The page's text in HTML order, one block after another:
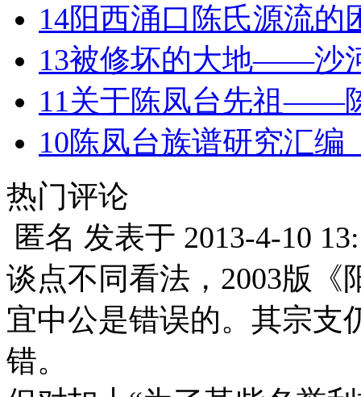
14阳西涌口陈氏源流的
13被修坏的大地——沙
11关于陈凤台先祖——
10陈凤台族谱研究汇编
热门评论
匿名 发表于 2013-4-10
谈点不同看法，2003版
宜中公是错误的。其宗支
错。